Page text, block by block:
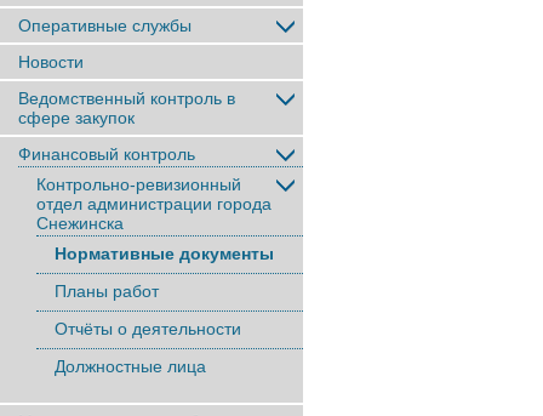
Оперативные службы
Новости
Ведомственный контроль в
сфере закупок
Финансовый контроль
Контрольно-ревизионный
отдел администрации города
Снежинска
Нормативные документы
Планы работ
Отчёты о деятельности
Должностные лица